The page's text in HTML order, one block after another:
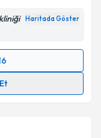
Haritada Göster